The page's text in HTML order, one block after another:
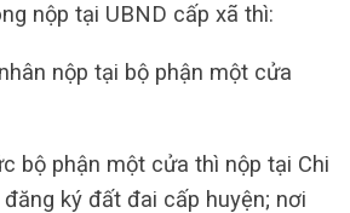
nộp tại UBND cấp xã thì:
nộp tại bộ phận một cửa
bộ phận một cửa thì nộp tại Chi
ký đất đai cấp huyện; nơi